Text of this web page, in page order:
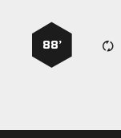
88’